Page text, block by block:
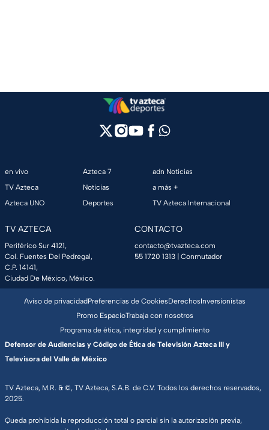
en vivo
TV Azteca
Azteca UNO
Azteca 7
Noticias
Deportes
adn Noticias
a más +
TV Azteca Internacional
TV AZTECA
Periférico Sur 4121,
Col. Fuentes Del Pedregal,
C.P. 14141,
Ciudad De México, México.
CONTACTO
contacto@tvazteca.com
55 1720 1313 | Conmutador
TV Azteca, M.R. & ©, TV Azteca, S.A.B. de C.V. Todos los derechos reservados,
2025.
Queda prohibida la reproducción total o parcial sin la autorización previa,
Aviso de privacidadPreferencias de CookiesDerechosInversionistas
Promo EspacioTrabaja con nosotros
Programa de ética, integridad y cumplimiento
Defensor de Audiencias y Código de Ética de Televisión Azteca III y
Televisora del Valle de México